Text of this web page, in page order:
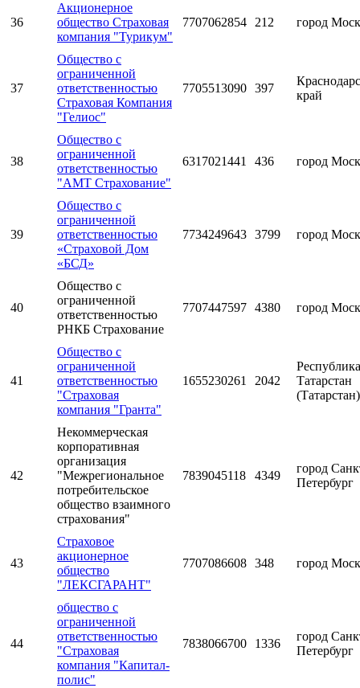
36
Акционерное
общество Страховая
компания "Турикум"
7707062854 212 город
37
Общество с
ограниченной
ответственностью
Страховая Компания
"Гелиос"
7705513090 397
край
38
Общество с
ограниченной
ответственностью
"АМТ Страхование"
6317021441 436 город
39
Общество с
ограниченной
ответственностью
«Страховой Дом
«БСД»
7734249643 3799 город
40
Общество с
ограниченной
ответственностью
РНКБ Страхование
7707447597 4380 город
41
Общество с
ограниченной
ответственностью
"Страховая
компания "Гранта"
1655230261 2042
Республика
Татарстан
(Татарстан)
42
Некоммерческая
корпоративная
организация
"Межрегиональное
потребительское
общество взаимного
страхования"
7839045118 4349
город
Петербург
43
Страховое
акционерное
общество
"ЛЕКСГАРАНТ"
7707086608 348 город
44
общество с
ограниченной
ответственностью
"Страховая
компания "Капитал-
полис"
7838066700 1336
город
Петербург